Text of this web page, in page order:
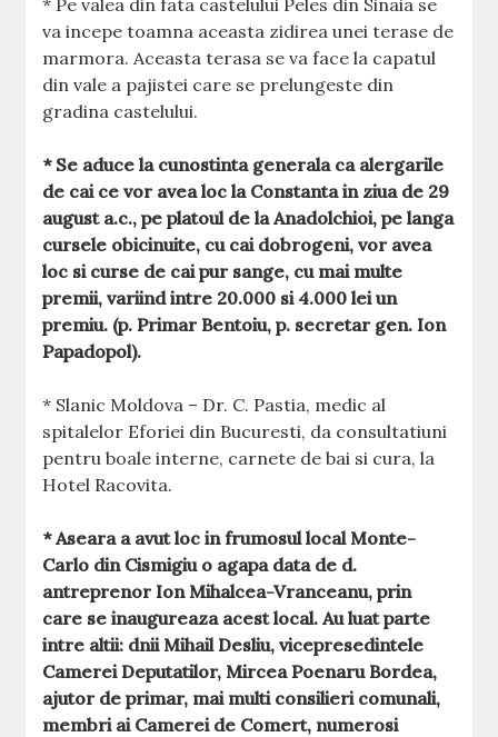
* Pe valea din fata castelului Peles din Sinaia se
va incepe toamna aceasta zidirea unei terase de
marmora. Aceasta terasa se va face la capatul
din vale a pajistei care se prelungeste din
gradina castelului.
* Se aduce la cunostinta generala ca alergarile
de cai ce vor avea loc la Constanta in ziua de 29
august a.c., pe platoul de la Anadolchioi, pe langa
cursele obicinuite, cu cai dobrogeni, vor avea
loc si curse de cai pur sange, cu mai multe
premii, variind intre 20.000 si 4.000 lei un
premiu. (p. Primar Bentoiu, p. secretar gen. Ion
Papadopol).
* Slanic Moldova – Dr. C. Pastia, medic al
spitalelor Eforiei din Bucuresti, da consultatiuni
pentru boale interne, carnete de bai si cura, la
Hotel Racovita.
* Aseara a avut loc in frumosul local Monte-
Carlo din Cismigiu o agapa data de d.
antreprenor Ion Mihalcea-Vranceanu, prin
care se inaugureaza acest local. Au luat parte
intre altii: dnii Mihail Desliu, vicepresedintele
Camerei Deputatilor, Mircea Poenaru Bordea,
ajutor de primar, mai multi consilieri comunali,
membri ai Camerei de Comert, numerosi